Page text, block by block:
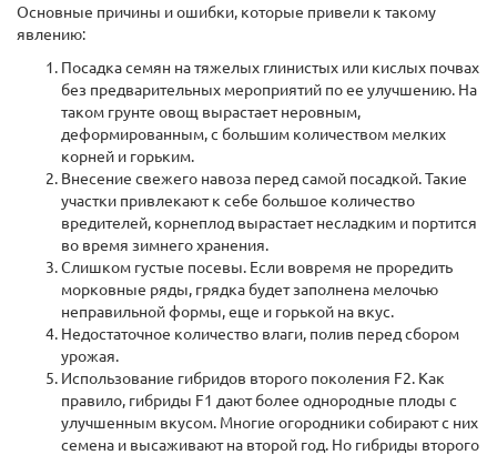
Основные причины и ошибки, которые привели к такому
явлению:
Посадка семян на тяжелых глинистых или кислых почвах
без предварительных мероприятий по ее улучшению. На
таком грунте овощ вырастает неровным,
деформированным, с большим количеством мелких
корней и горьким.
Внесение свежего навоза перед самой посадкой. Такие
участки привлекают к себе большое количество
вредителей, корнеплод вырастает несладким и портится
во время зимнего хранения.
Слишком густые посевы. Если вовремя не проредить
морковные ряды, грядка будет заполнена мелочью
неправильной формы, еще и горькой на вкус.
Недостаточное количество влаги, полив перед сбором
урожая.
Использование гибридов второго поколения F2. Как
правило, гибриды F1 дают более однородные плоды с
улучшенным вкусом. Многие огородники собирают с них
семена и высаживают на второй год. Но гибриды второго